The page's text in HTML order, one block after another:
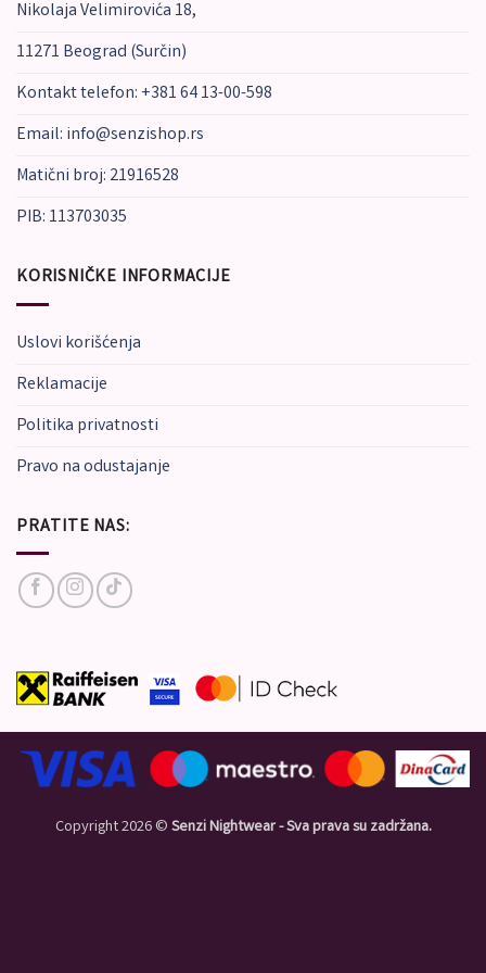
izabrane
stranici
Nikolaja Velimirovića 18,
11271 Beograd (Surčin)
Kontakt telefon: +381 64 13-00-598
Email: info@senzishop.rs
Matični broj: 21916528
PIB: 113703035
KORISNIČKE INFORMACIJE
Uslovi korišćenja
Reklamacije
Politika privatnosti
Pravo na odustajanje
PRATITE NAS:
Copyright 2026 ©Senzi Nightwear - Sva prava su zadržana.